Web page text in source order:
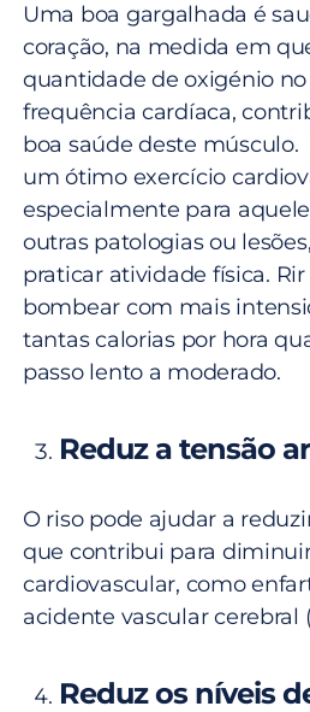
Uma boa gargalhada é
coração, na medida em
quantidade de oxigénio no
frequência cardíaca,
boa saúde deste músculo.
um ótimo exercício
especialmente para
outras patologias ou
praticar atividade física.
bombear com mais
tantas calorias por hora
passo lento a moderado.
Reduz a tensão
O riso pode ajudar a
que contribui para
cardiovascular, como
acidente vascular cerebral
Reduz os níveis